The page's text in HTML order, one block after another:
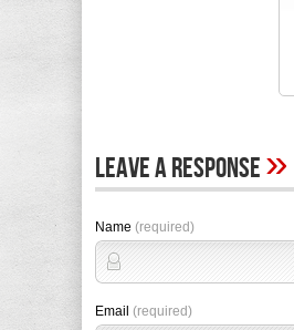
Leave A Response»
Name (required)
Email (required)